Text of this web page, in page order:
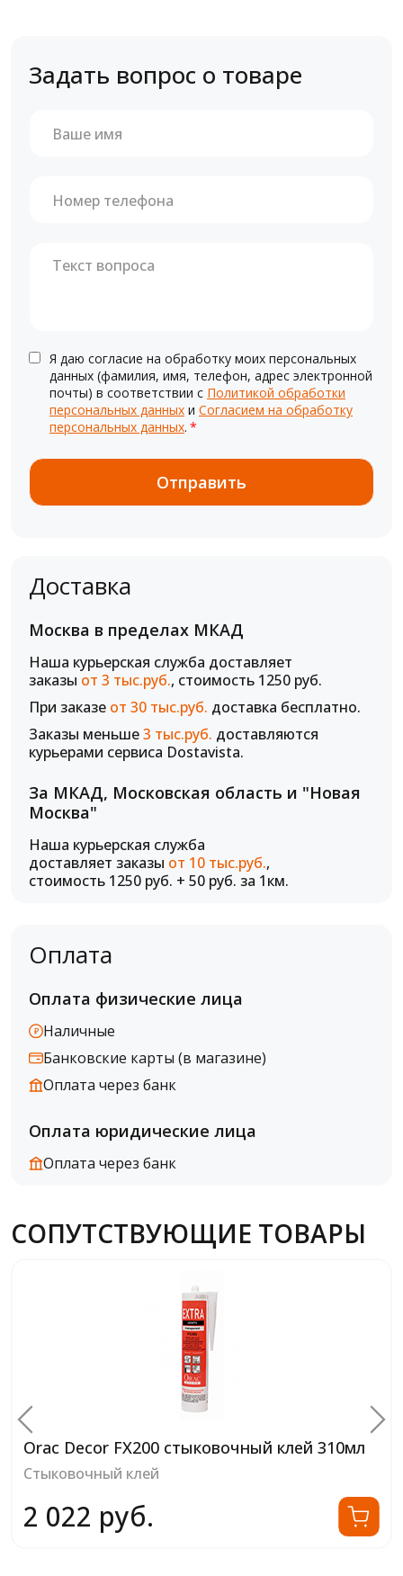
Задать вопрос о товаре
Я даю согласие на обработку моих персональных
данных (фамилия, имя, телефон, адрес электронной
почты) в соответствии с Политикой обработки
персональных данных и Согласием на обработку
персональных данных. *
Доставка
Москва в пределах МКАД
Наша курьерская служба доставляет
заказы от 3 тыс.руб., стоимость 1250 руб.
При заказе от 30 тыс.руб. доставка бесплатно.
Заказы меньше3 тыс.руб. доставляются
курьерами сервиса Dostavista.
За МКАД, Московская область и "Новая
Москва"
Наша курьерская служба
доставляет заказы от 10 тыс.руб.,
стоимость 1250 руб. + 50 руб. за 1км.
Оплата
Оплата физические лица
Наличные
Банковские карты (в магазине)
Оплата через банк
Оплата юридические лица
Оплата через банк
СОПУТСТВУЮЩИЕ ТОВАРЫ
Orac Decor FX200 стыковочный клей 310мл
Стыковочный клей
2 022 руб.